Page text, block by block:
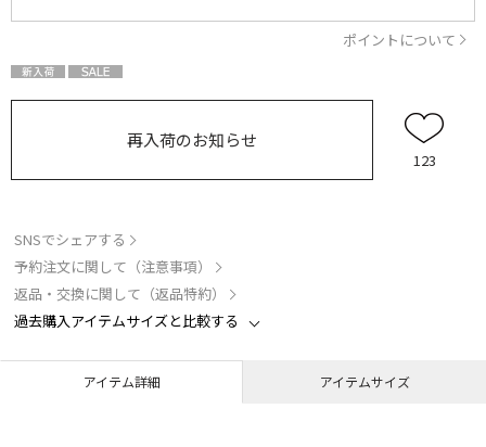
ポイントについて
再入荷のお知らせ
123
SNSでシェアする
予約注文に関して（注意事項）
返品・交換に関して（返品特約）
過去購入アイテムサイズと比較する
アイテム詳細 アイテムサイズ